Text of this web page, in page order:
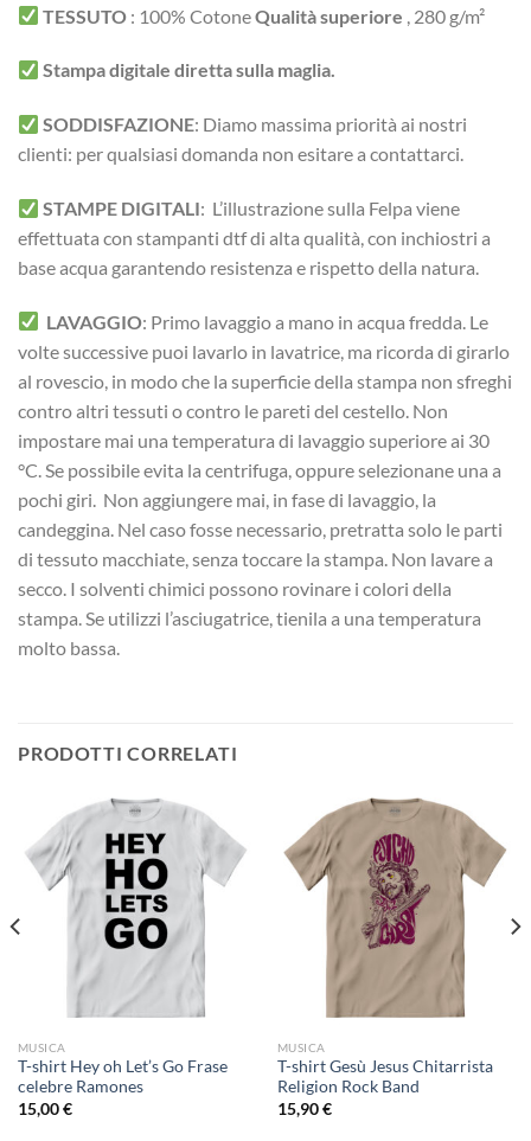
TESSUTO : 100% CotoneQualità superiore , 280 g/m²
Stampa digitale diretta sulla maglia.
SODDISFAZIONE: Diamo massima priorità ai nostri
clienti: per qualsiasi domanda non esitare a contattarci.
STAMPE DIGITALI: L’illustrazione sulla Felpa viene
effettuata con stampanti dtf di alta qualità, con inchiostri a
base acqua garantendo resistenza e rispetto della natura.
LAVAGGIO: Primo lavaggio a mano in acqua fredda. Le
volte successive puoi lavarlo in lavatrice, ma ricorda di girarlo
al rovescio, in modo che la superficie della stampa non sfreghi
contro altri tessuti o contro le pareti del cestello. Non
impostare mai una temperatura di lavaggio superiore ai 30
°C. Se possibile evita la centrifuga, oppure selezionane una a
pochi giri. Non aggiungere mai, in fase di lavaggio, la
candeggina. Nel caso fosse necessario, pretratta solo le parti
di tessuto macchiate, senza toccare la stampa. Non lavare a
secco. I solventi chimici possono rovinare i colori della
stampa. Se utilizzi l’asciugatrice, tienila a una temperatura
molto bassa.
PRODOTTI CORRELATI
MUSICA
T-shirt Hey oh Let’s Go Frase
celebre Ramones
15,00€
MUSICA
T-shirt Gesù Jesus Chitarrista
Religion Rock Band
15,90€